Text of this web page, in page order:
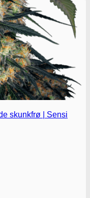
skunkfrø | Sensi